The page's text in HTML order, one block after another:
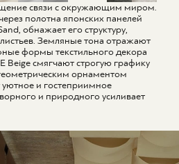
связи с окружающим миром.
полотна японских панелей
обнажает его структуру,
Земляные тона отражают
формы текстильного декора
Beige смягчают строгую графику
орнаментом
уютное и гостеприимное
и природного усиливает